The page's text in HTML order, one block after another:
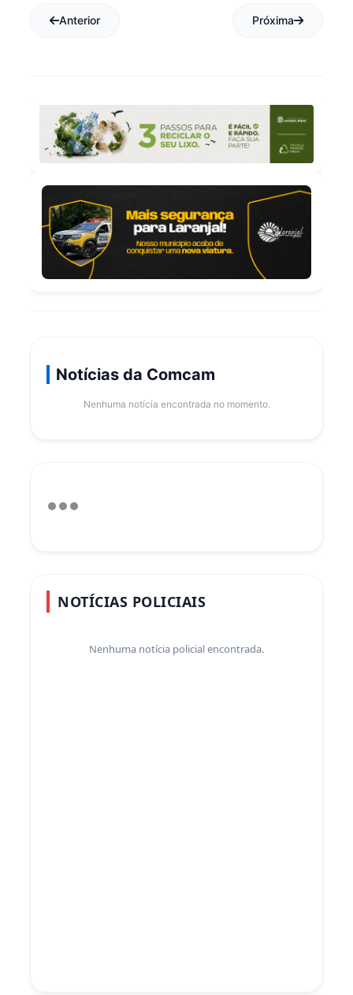
Anterior Próxima
Notícias da Comcam
Nenhuma notícia encontrada no momento.
NOTÍCIAS POLICIAIS
Nenhuma notícia policial encontrada.